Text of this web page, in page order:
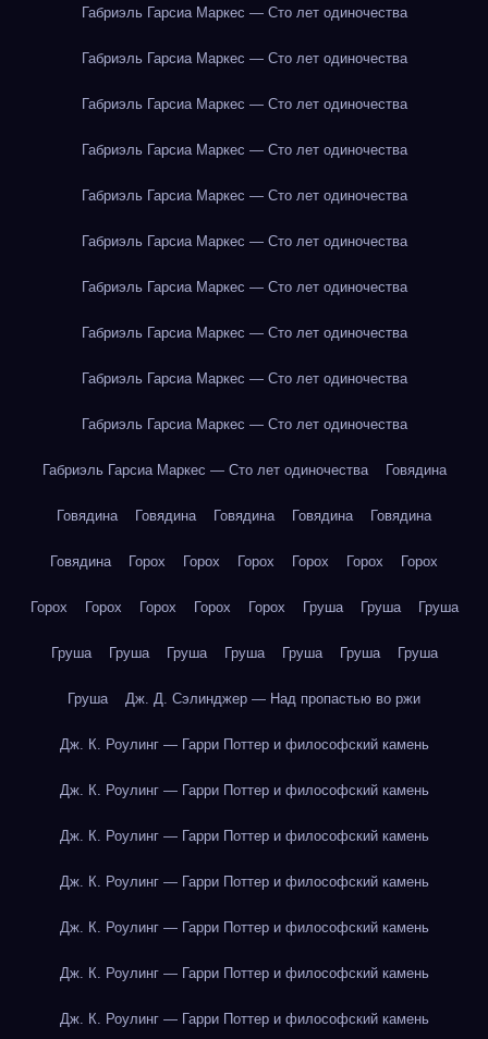
Габриэль Гарсиа Маркес — Сто лет одиночества
Габриэль Гарсиа Маркес — Сто лет одиночества
Габриэль Гарсиа Маркес — Сто лет одиночества
Габриэль Гарсиа Маркес — Сто лет одиночества
Габриэль Гарсиа Маркес — Сто лет одиночества
Габриэль Гарсиа Маркес — Сто лет одиночества
Габриэль Гарсиа Маркес — Сто лет одиночества
Габриэль Гарсиа Маркес — Сто лет одиночества
Габриэль Гарсиа Маркес — Сто лет одиночества
Габриэль Гарсиа Маркес — Сто лет одиночества
Габриэль Гарсиа Маркес — Сто лет одиночества Говядина
Говядина Говядина Говядина Говядина Говядина
Говядина Горох Горох Горох Горох Горох Горох
Горох Горох Горох Горох Горох Груша Груша Груша
Груша Груша Груша Груша Груша Груша Груша
Груша Дж. Д. Сэлинджер — Над пропастью во ржи
Дж. К. Роулинг — Гарри Поттер и философский камень
Дж. К. Роулинг — Гарри Поттер и философский камень
Дж. К. Роулинг — Гарри Поттер и философский камень
Дж. К. Роулинг — Гарри Поттер и философский камень
Дж. К. Роулинг — Гарри Поттер и философский камень
Дж. К. Роулинг — Гарри Поттер и философский камень
Дж. К. Роулинг — Гарри Поттер и философский камень